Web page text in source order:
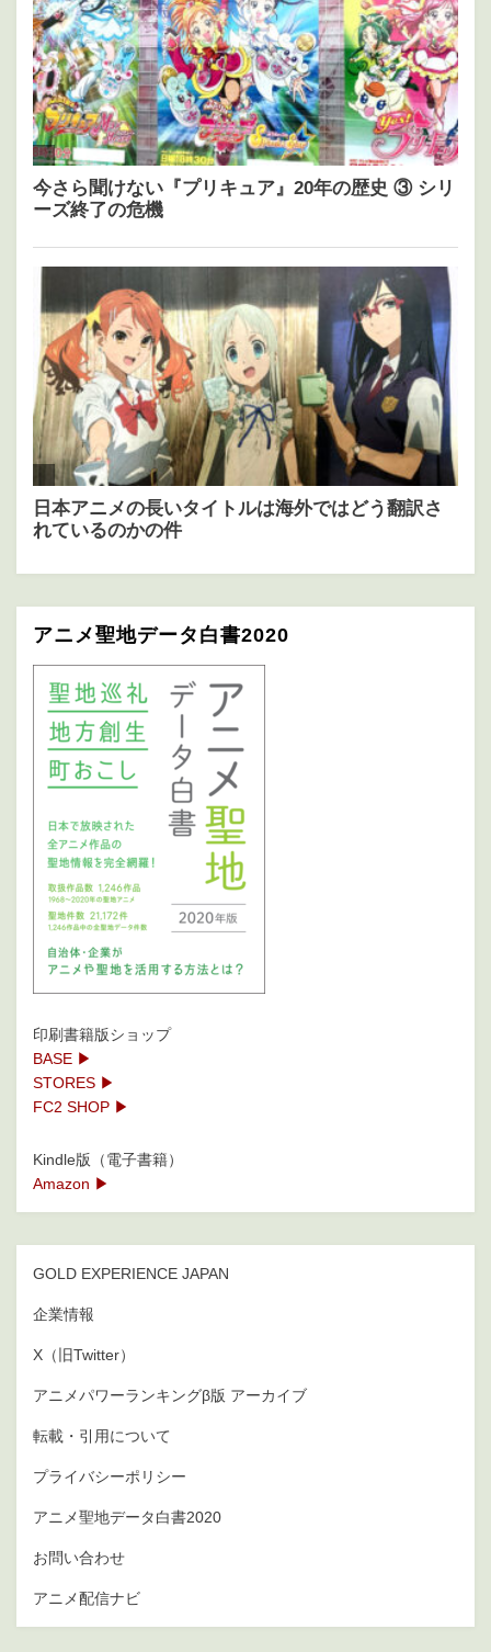
アニメ聖地データ白書2020
印刷書籍版ショップ
BASE ▶
STORES ▶
FC2 SHOP ▶
Kindle版（電子書籍）
Amazon ▶
GOLD EXPERIENCE JAPAN
企業情報
X（旧Twitter）
アニメパワーランキングβ版 アーカイブ
転載・引用について
プライバシーポリシー
アニメ聖地データ白書2020
お問い合わせ
アニメ配信ナビ